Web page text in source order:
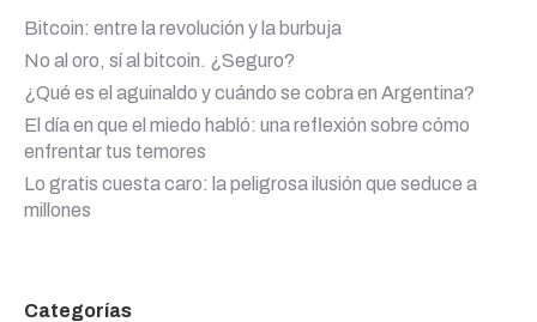
Bitcoin: entre la revolución y la burbuja
No al oro, sí al bitcoin. ¿Seguro?
¿Qué es el aguinaldo y cuándo se cobra en Argentina?
El día en que el miedo habló: una reflexión sobre cómo
enfrentar tus temores
Lo gratis cuesta caro: la peligrosa ilusión que seduce a
millones
Categorías